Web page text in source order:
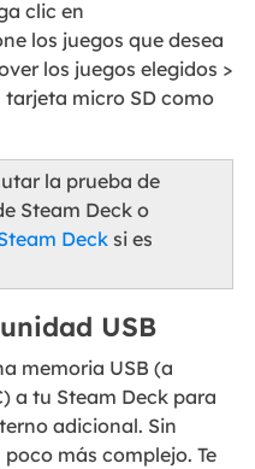
clic en
los juegos que desea
los juegos elegidos >
micro SD como
la prueba de
Steam Deck o
Decksi es
USB
memoria USB (a
a tu Steam Deck para
adicional. Sin
más complejo. Te